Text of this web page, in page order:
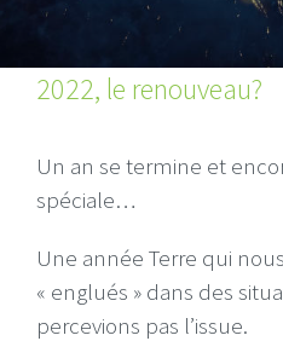
2022, le renouveau?
Un an se termine et
spéciale…
Une année Terre qui
« englués » dans des
percevions pas l’issue.